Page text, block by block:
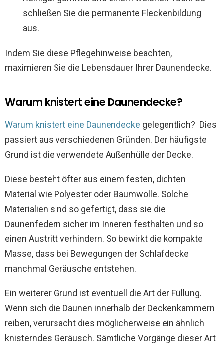
schließen Sie die permanente Fleckenbildung
aus.
Indem Sie diese Pflegehinweise beachten,
maximieren Sie die Lebensdauer Ihrer Daunendecke.
Warum knistert eine Daunendecke?
Warum knistert eine Daunendecke gelegentlich? Dies
passiert aus verschiedenen Gründen. Der häufigste
Grund ist die verwendete Außenhülle der Decke.
Diese besteht öfter aus einem festen, dichten
Material wie Polyester oder Baumwolle. Solche
Materialien sind so gefertigt, dass sie die
Daunenfedern sicher im Inneren festhalten und so
einen Austritt verhindern. So bewirkt die kompakte
Masse, dass bei Bewegungen der Schlafdecke
manchmal Geräusche entstehen.
Ein weiterer Grund ist eventuell die Art der Füllung.
Wenn sich die Daunen innerhalb der Deckenkammern
reiben, verursacht dies möglicherweise ein ähnlich
knisterndes Geräusch. Sämtliche Vorgänge dieser Art